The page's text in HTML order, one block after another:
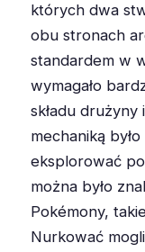
których dwa
obu stronach
standardem w
wymagało
składu
mechaniką
eksplorować
można było
Pokémony,
Nurkować